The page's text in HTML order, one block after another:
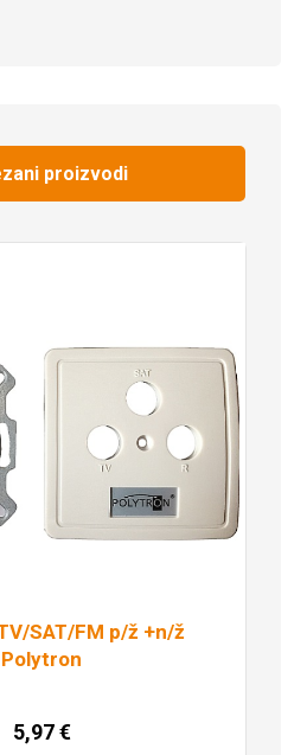
proizvodi
SAT/FM p/ž +n/ž
Polytron
5,97€
Pročitaj više